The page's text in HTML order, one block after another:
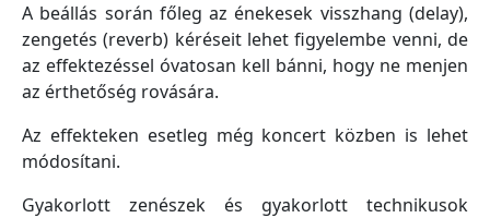
A beállás során főleg az énekesek visszhang (delay),
zengetés (reverb) kéréseit lehet figyelembe venni, de
az effektezéssel óvatosan kell bánni, hogy ne menjen
az érthetőség rovására.
Az effekteken esetleg még koncert közben is lehet
módosítani.
Gyakorlott zenészek és gyakorlott technikusok